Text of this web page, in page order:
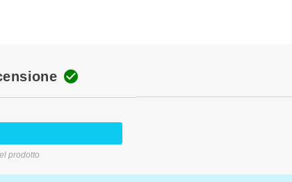

prodotto